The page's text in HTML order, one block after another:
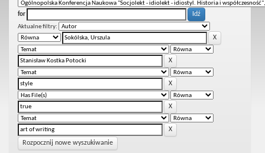
for
Aktualne filtry:
Rozpocznij nowe wyszukiwanie